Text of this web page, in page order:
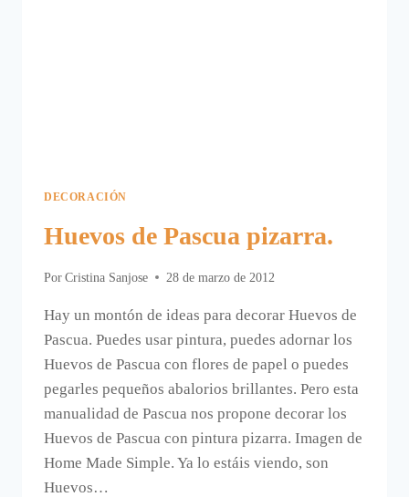
DECORACIÓN
Huevos de Pascua pizarra.
Por Cristina Sanjose 28 de marzo de 2012
Hay un montón de ideas para decorar Huevos de
Pascua. Puedes usar pintura, puedes adornar los
Huevos de Pascua con flores de papel o puedes
pegarles pequeños abalorios brillantes. Pero esta
manualidad de Pascua nos propone decorar los
Huevos de Pascua con pintura pizarra. Imagen de
Home Made Simple. Ya lo estáis viendo, son
Huevos…